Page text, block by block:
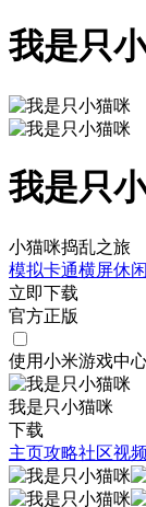
我是只
我是只
小猫咪捣乱之旅
模拟卡通横屏休闲
立即下载
官方正版
使用小米游戏中
我是只小猫咪
下载
主页攻略社区视频